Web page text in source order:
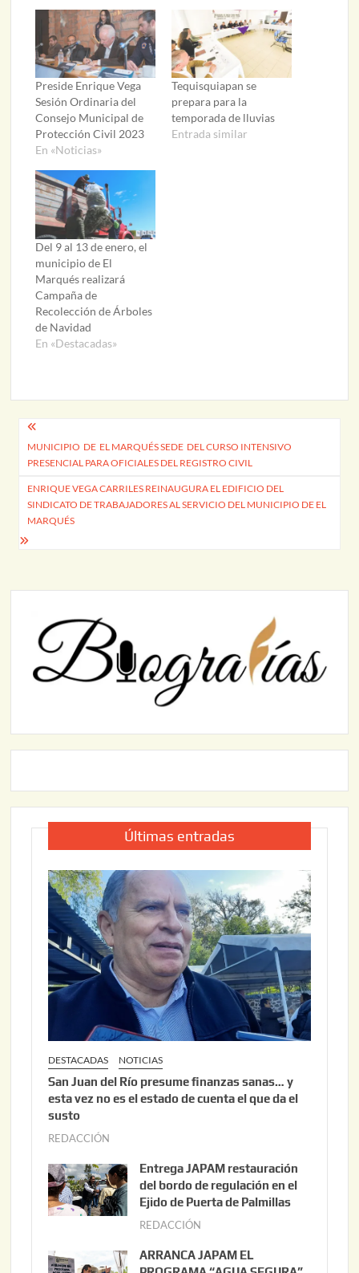
Preside Enrique Vega
Sesión Ordinaria del
Consejo Municipal de
Protección Civil 2023
En «Noticias»
Tequisquiapan se
prepara para la
temporada de lluvias
Entrada similar
Del 9 al 13 de enero, el
municipio de El
Marqués realizará
Campaña de
Recolección de Árboles
de Navidad
En «Destacadas»
Navegación
de
entradas
MUNICIPIO DE EL MARQUÉS SEDE DEL CURSO INTENSIVO
PRESENCIAL PARA OFICIALES DEL REGISTRO CIVIL
ENRIQUE VEGA CARRILES REINAUGURA EL EDIFICIO DEL
SINDICATO DE TRABAJADORES AL SERVICIO DEL MUNICIPIO DE EL
MARQUÉS
Últimas entradas
DESTACADAS NOTICIAS
San Juan del Río presume finanzas sanas… y
esta vez no es el estado de cuenta el que da el
susto
REDACCIÓN
o
s
t
3
Entrega JAPAM restauración
del bordo de regulación en el
Ejido de Puerta de Palmillas
REDACCIÓN
ARRANCA JAPAM EL